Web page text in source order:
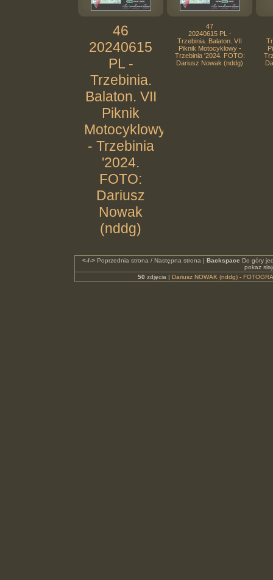
46
20240615
PL -
Trzebinia.
Balaton. VII
Piknik
Motocyklowy
- Trzebinia
'2024.
FOTO:
Dariusz
Nowak
(nddg)
47
20240615 PL -
Trzebinia. Balaton. VII
Piknik Motocyklowy -
Trzebinia '2024. FOTO:
Dariusz Nowak (nddg)
<-/->Poprzednia strona / Następna strona | Backspace Do góry
pokaz
50 zdjęcia | Dariusz NOWAK (nddg) -